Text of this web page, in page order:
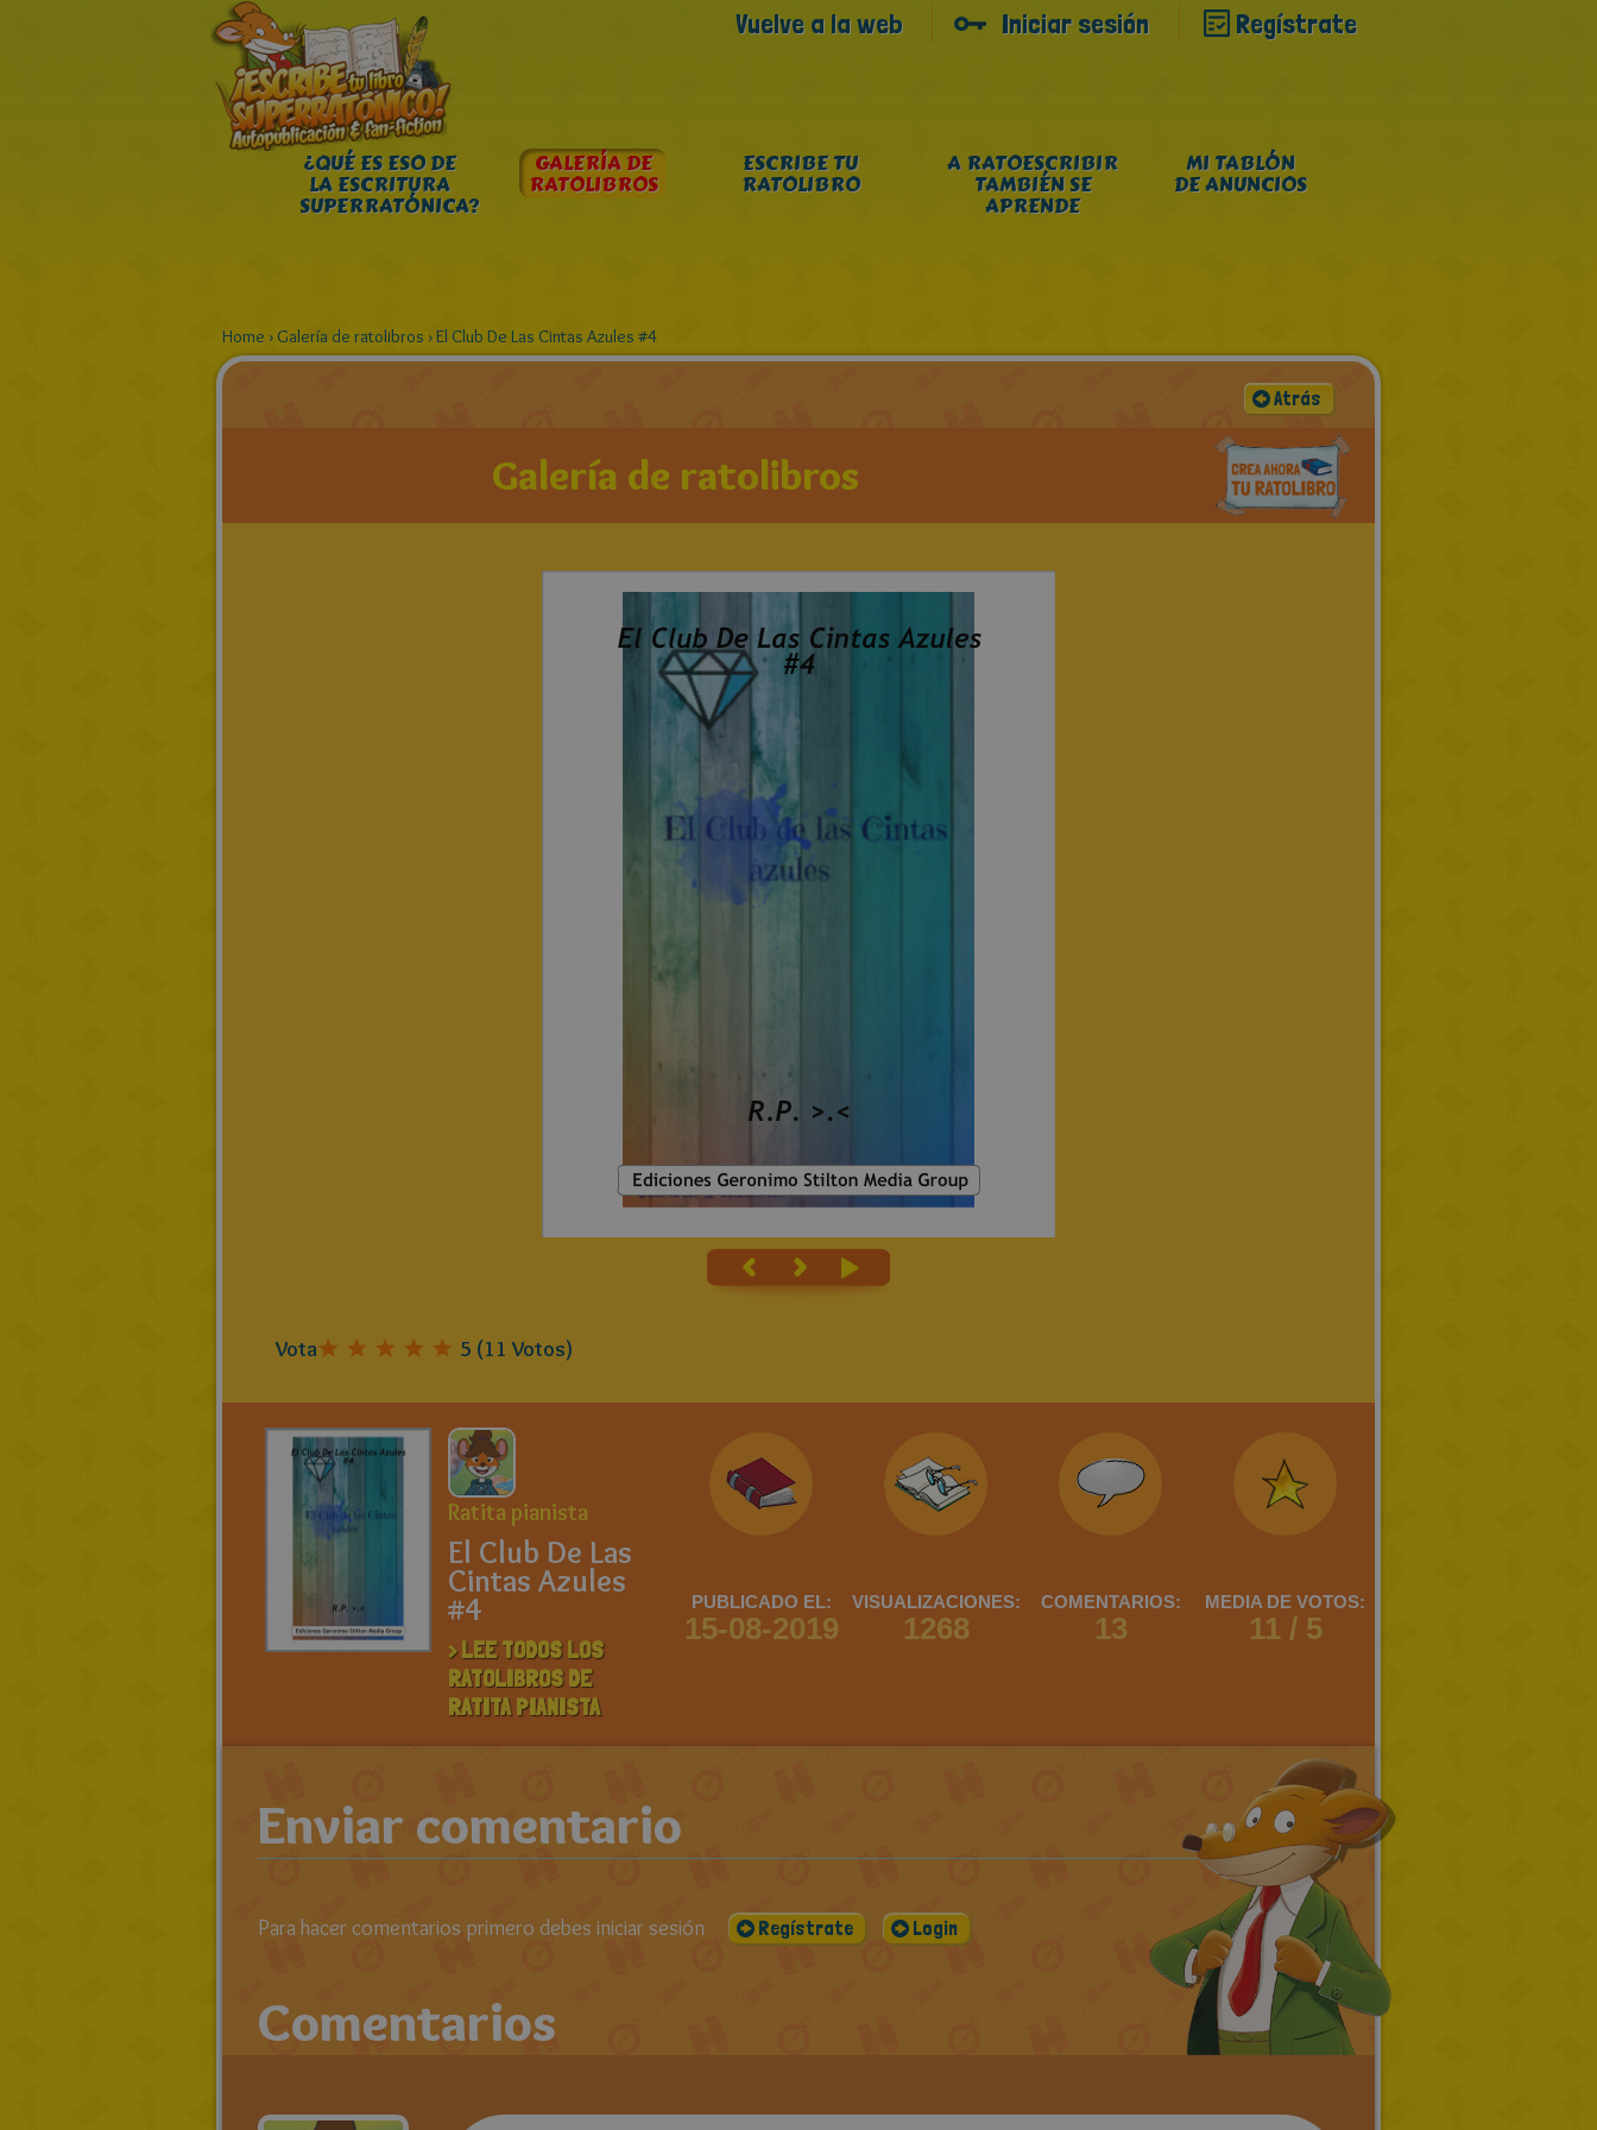
Vuelve a la web Iniciar sesión Regístrate
¿QUÉ ES ESO DE
LA ESCRITURA
SUPERRATÓNICA?
GALERÍA DE
RATOLIBROS
ESCRIBE TU
RATOLIBRO
A RATOESCRIBIR
TAMBIÉN SE
APRENDE
MI TABLÓN
DE ANUNCIOS
Home › Galería de ratolibros ›El Club De Las Cintas Azules #4
Galería de ratolibros
Atrás
Vota 5 (11 Votos)
Ratita pianista
El Club De Las
Cintas Azules
#4
> LEE TODOS LOS
RATOLIBROS DE
RATITA PIANISTA
PUBLICADO EL:
15-08-2019
VISUALIZACIONES:
1268
COMENTARIOS:
13
MEDIA DE VOTOS:
11 / 5
Enviar comentario
Para hacer comentarios primero debes iniciar sesión Regístrate Login
Comentarios